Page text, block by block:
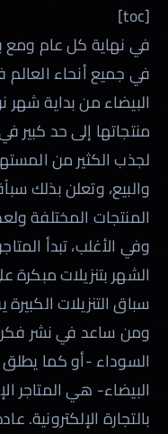
[toc]
في نهاية كل عام ومع
في جميع أنحاء
البيضاء من بداية
منتجاتها إلى حد
لجذب الكثير من
والبيع، وتعلن بذلك
المنتجات المختلفة
وفي الأغلب، تبدأ
الشهر بتنزيلات
سباق التنزيلات
ومن ساعد في نشر
السوداء -أو كما يطلق
البيضاء- هي المتاجر
بالتجارة الإلكترونية.